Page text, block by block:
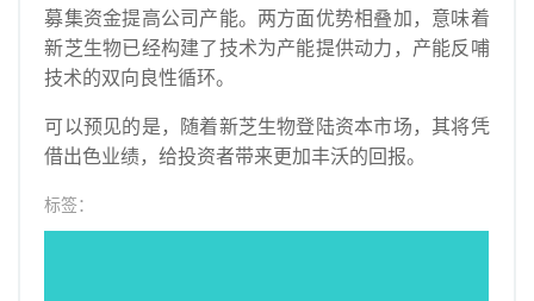
募集资金提高公司产能。两方面优势相叠加，意味着
新芝生物已经构建了技术为产能提供动力，产能反哺
技术的双向良性循环。
可以预见的是，随着新芝生物登陆资本市场，其将凭
借出色业绩，给投资者带来更加丰沃的回报。
标签：